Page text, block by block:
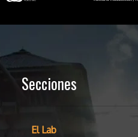
Secciones
El Lab